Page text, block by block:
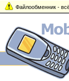
Файлообменник -